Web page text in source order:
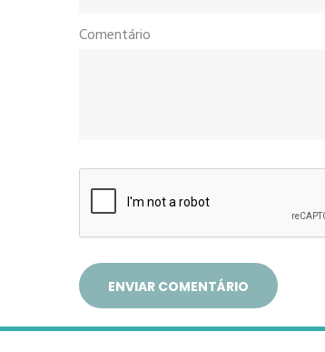
Comentário
ENVIAR COMENTÁRIO